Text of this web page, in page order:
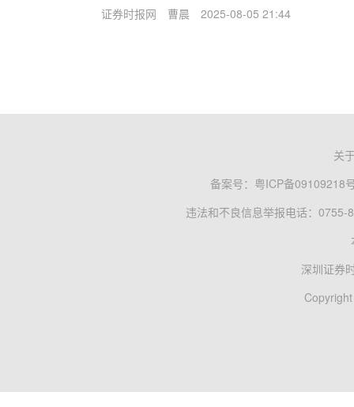
证券时报网 曹晨 2025-08-05 21:44
关
备案号： 粤ICP备09109218
违法和不良信息举报电话：0755-
深圳证券